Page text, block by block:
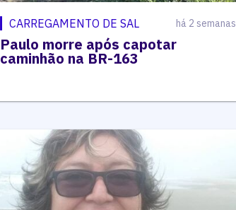
CARREGAMENTO DE SAL há 2 semanas
Paulo morre após capotar
caminhão na BR-163